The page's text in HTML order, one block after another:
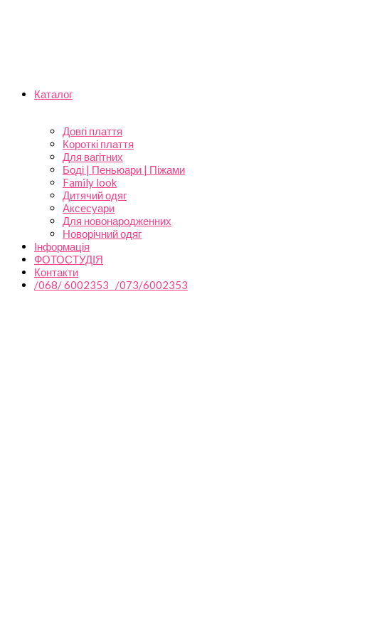
Каталог
Довгі плаття
Короткі плаття
Для вагітних
Боді | Пеньюари | Піжами
Family look
Дитячий одяг
Аксесуари
Для новонародженних
Новорічний одяг
Інформація
ФОТОСТУДІЯ
Контакти
/068/ 6002353 /073/6002353